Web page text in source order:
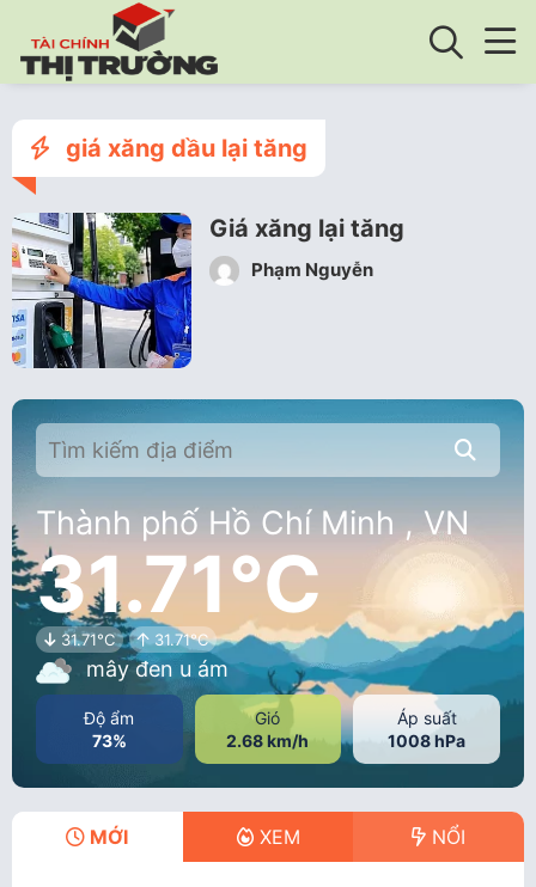
giá xăng dầu lại tăng
Giá xăng lại tăng
Phạm Nguyễn
Thành phố Hồ Chí Minh , VN
31.71°C
31.71°C 31.71°C
mây đen u ám
Độ ẩm
73%
Gió
2.68 km/h
Áp suất
1008 hPa
MỚI XEM NỔI